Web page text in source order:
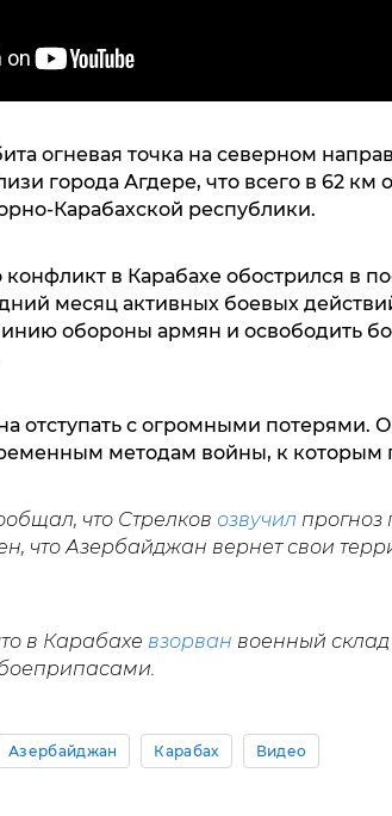
огневая точка на северном
города Агдере, что всего в 62 км
Карабахской республики.
конфликт в Карабахе обострился в
месяц активных боевых
обороны армян и освободить
отступать с огромными потерями.
методам войны, к которым
что Стрелков озвучил прогноз
что Азербайджан вернет свои
в Карабахе взорван военный
Азербайджан Карабах Видео